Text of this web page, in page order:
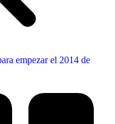
empezar el 2014 de